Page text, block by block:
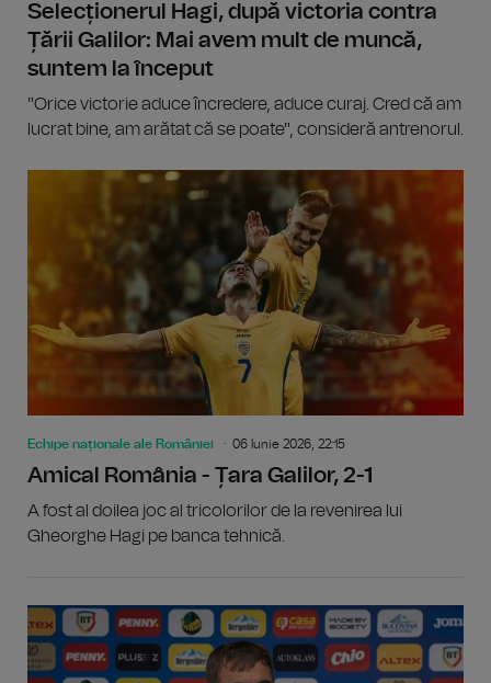
Selecționerul Hagi, după victoria contra
Țării Galilor: Mai avem mult de muncă,
suntem la început
"Orice victorie aduce încredere, aduce curaj. Cred că am
lucrat bine, am arătat că se poate", consideră antrenorul.
Echipe naționale ale României 06 Iunie 2026, 22:15
Amical România - Țara Galilor, 2-1
A fost al doilea joc al tricolorilor de la revenirea lui
Gheorghe Hagi pe banca tehnică.